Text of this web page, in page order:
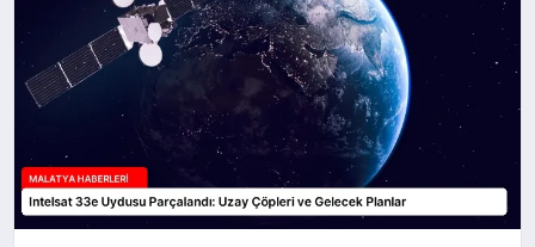
SIYASET
TEKNOLOJI